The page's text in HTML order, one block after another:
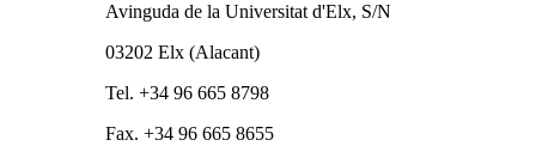
Avinguda de la Universitat d'Elx, S/N
03202 Elx (Alacant)
Tel. +34 96 665 8798
Fax. +34 96 665 8655